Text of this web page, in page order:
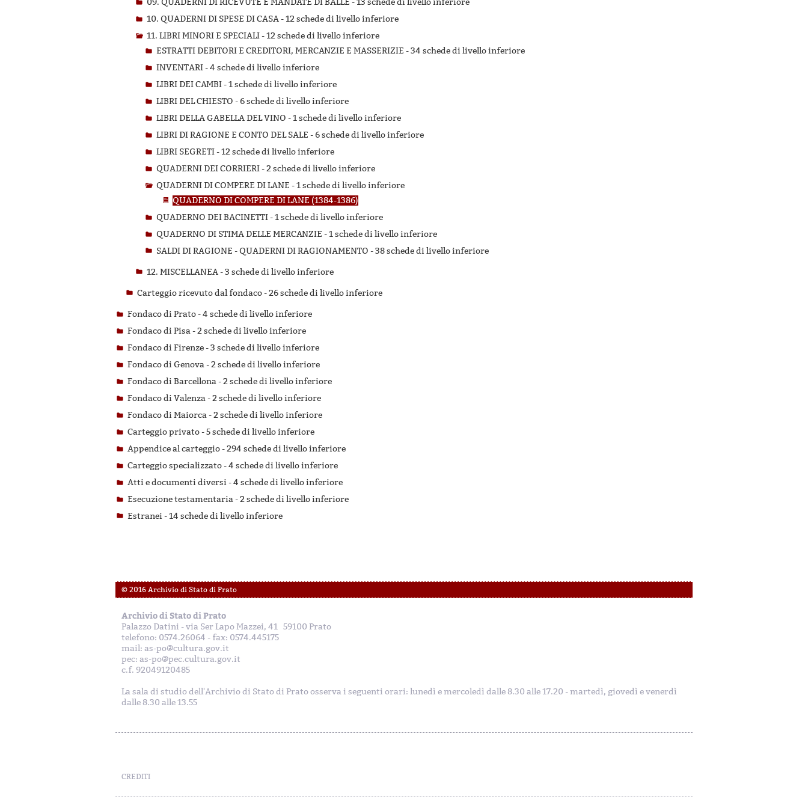
09. QUADERNI DI RICEVUTE E MANDATE DI BALLE -13 schede di livello inferiore
10. QUADERNI DI SPESE DI CASA -12 schede di livello inferiore
11. LIBRI MINORI E SPECIALI -12 schede di livello inferiore
ESTRATTI DEBITORI E CREDITORI, MERCANZIE E MASSERIZIE -34 schede di livello inferiore
INVENTARI -4 schede di livello inferiore
LIBRI DEI CAMBI -1 schede di livello inferiore
LIBRI DEL CHIESTO -6 schede di livello inferiore
LIBRI DELLA GABELLA DEL VINO -1 schede di livello inferiore
LIBRI DI RAGIONE E CONTO DEL SALE -6 schede di livello inferiore
LIBRI SEGRETI -12 schede di livello inferiore
QUADERNI DEI CORRIERI -2 schede di livello inferiore
QUADERNI DI COMPERE DI LANE -1 schede di livello inferiore
QUADERNO DI COMPERE DI LANE (1384-1386)
QUADERNO DEI BACINETTI -1 schede di livello inferiore
QUADERNO DI STIMA DELLE MERCANZIE -1 schede di livello inferiore
SALDI DI RAGIONE - QUADERNI DI RAGIONAMENTO -38 schede di livello inferiore
12. MISCELLANEA -3 schede di livello inferiore
Carteggio ricevuto dal fondaco -26 schede di livello inferiore
Fondaco di Prato -4 schede di livello inferiore
Fondaco di Pisa -2 schede di livello inferiore
Fondaco di Firenze -3 schede di livello inferiore
Fondaco di Genova -2 schede di livello inferiore
Fondaco di Barcellona -2 schede di livello inferiore
Fondaco di Valenza -2 schede di livello inferiore
Fondaco di Maiorca -2 schede di livello inferiore
Carteggio privato -5 schede di livello inferiore
Appendice al carteggio -294 schede di livello inferiore
Carteggio specializzato -4 schede di livello inferiore
Atti e documenti diversi -4 schede di livello inferiore
Esecuzione testamentaria -2 schede di livello inferiore
Estranei -14 schede di livello inferiore
© 2016 Archivio di Stato di Prato
Archivio di Stato di Prato
Palazzo Datini - via Ser Lapo Mazzei, 41 59100 Prato
telefono: 0574.26064 - fax: 0574.445175
mail: as-po@cultura.gov.it
pec: as-po@pec.cultura.gov.it
c.f. 92049120485
La sala di studio dell'Archivio di Stato di Prato osserva i seguenti orari: lunedì e mercoledì dalle 8.30 alle 17.20 - martedì, giovedì e venerdì
dalle 8.30 alle 13.55
CREDITI